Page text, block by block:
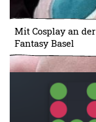
Mit Cosplay an der
Fantasy Basel